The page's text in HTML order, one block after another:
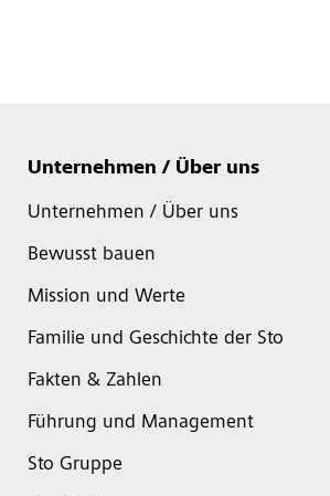
Unternehmen / Über uns
Unternehmen / Über uns
Bewusst bauen
Mission und Werte
Familie und Geschichte der Sto
Fakten & Zahlen
Führung und Management
Sto Gruppe